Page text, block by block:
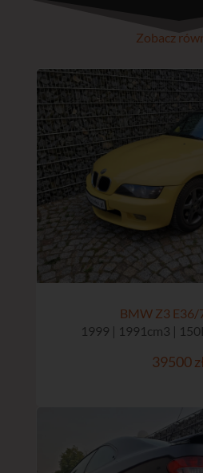
Zobacz
BMW Z3 E36/
1999 | 1991cm3 |
39500